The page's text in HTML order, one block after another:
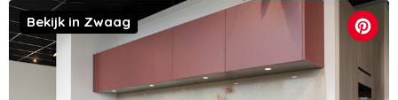
Bekijk in Zwaag